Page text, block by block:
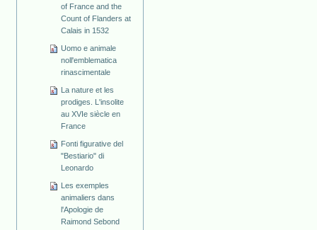
of France and the
Count of Flanders at
Calais in 1532
Uomo e animale
noll'emblematica
rinascimentale
La nature et les
prodiges. L'insolite
au XVIe siècle en
France
Fonti figurative del
"Bestiario" di
Leonardo
Les exemples
animaliers dans
l'Apologie de
Raimond Sebond